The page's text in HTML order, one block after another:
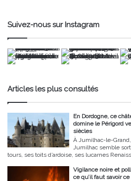
Suivez-nous sur Instagram
Articles les plus consultés
En Dordogne, ce
domine le Périgord
siècles
À Jumilhac-le-
Jumilhac semble
tours, ses toits d’ardoise, ses lucarnes
Vigilance noire et
ce qu’il faut savoir